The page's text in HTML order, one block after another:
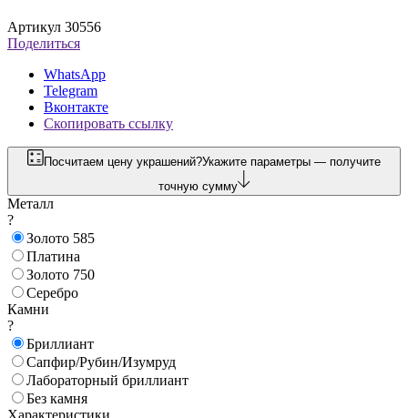
Артикул 30556
Поделиться
WhatsApp
Telegram
Вконтакте
Скопировать ссылку
Посчитаем цену украшений?Укажите параметры — получите
точную сумму
Металл
?
Золото 585
Платина
Золото 750
Серебро
Камни
?
Бриллиант
Сапфир/Рубин/Изумруд
Лабораторный бриллиант
Без камня
Характеристики